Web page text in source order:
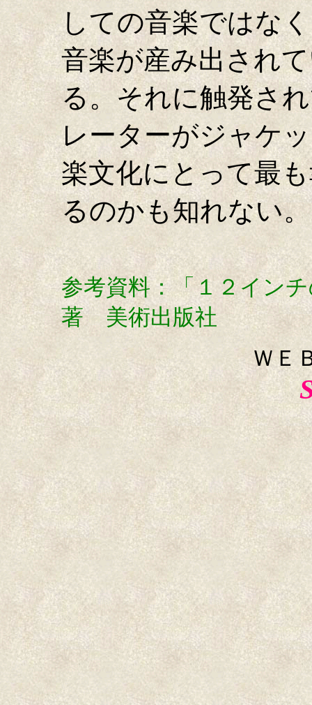
しての音楽ではな
音楽が産み出され
る。それに触発さ
レーターがジャケ
楽文化にとって最
るのかも知れない。
参考資料：「１２イン
著 美術出版社
ＷＥ